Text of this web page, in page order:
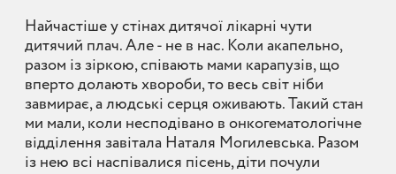
Найчастіше у стінах дитячої лікарні чути
дитячий плач. Але - не в нас. Коли акапельно,
разом із зіркою, співають мами карапузів, що
вперто долають хвороби, то весь світ ніби
завмирає, а людські серця оживають. Такий стан
ми мали, коли несподівано в онкогематологічне
відділення завітала Наталя Могилевська. Разом
із нею всі наспівалися пісень, діти почули